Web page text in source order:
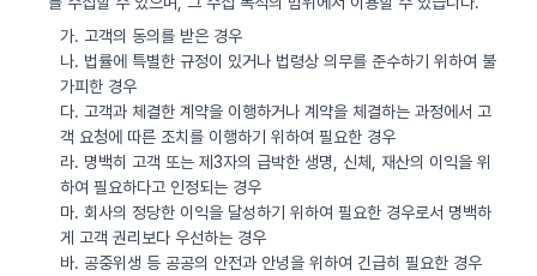
가. 고객의 동의를 받은 경우
나. 법률에 특별한 규정이 있거나 법령상 의무를 준수하기 위하여 불
가피한 경우
다. 고객과 체결한 계약을 이행하거나 계약을 체결하는 과정에서 고
객 요청에 따른 조치를 이행하기 위하여 필요한 경우
라. 명백히 고객 또는 제3자의 급박한 생명, 신체, 재산의 이익을 위
하여 필요하다고 인정되는 경우
마. 회사의 정당한 이익을 달성하기 위하여 필요한 경우로서 명백하
게 고객 권리보다 우선하는 경우
바. 공중위생 등 공공의 안전과 안녕을 위하여 긴급히 필요한 경우